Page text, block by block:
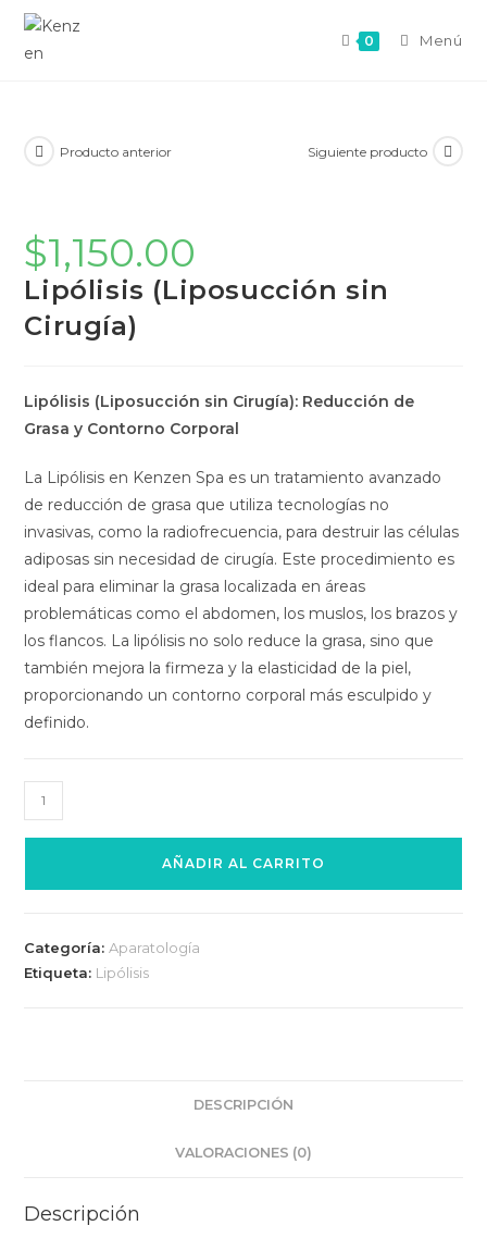
0 Menú
Producto anterior Siguiente producto
$1,150.00
Lipólisis (Liposucción sin
Cirugía)
Lipólisis (Liposucción sin Cirugía): Reducción de
Grasa y Contorno Corporal
La Lipólisis en Kenzen Spa es un tratamiento avanzado
de reducción de grasa que utiliza tecnologías no
invasivas, como la radiofrecuencia, para destruir las células
adiposas sin necesidad de cirugía. Este procedimiento es
ideal para eliminar la grasa localizada en áreas
problemáticas como el abdomen, los muslos, los brazos y
los flancos. La lipólisis no solo reduce la grasa, sino que
también mejora la firmeza y la elasticidad de la piel,
proporcionando un contorno corporal más esculpido y
definido.
AÑADIR AL CARRITO
Categoría: Aparatología
Etiqueta: Lipólisis
DESCRIPCIÓN
VALORACIONES (0)
Descripción